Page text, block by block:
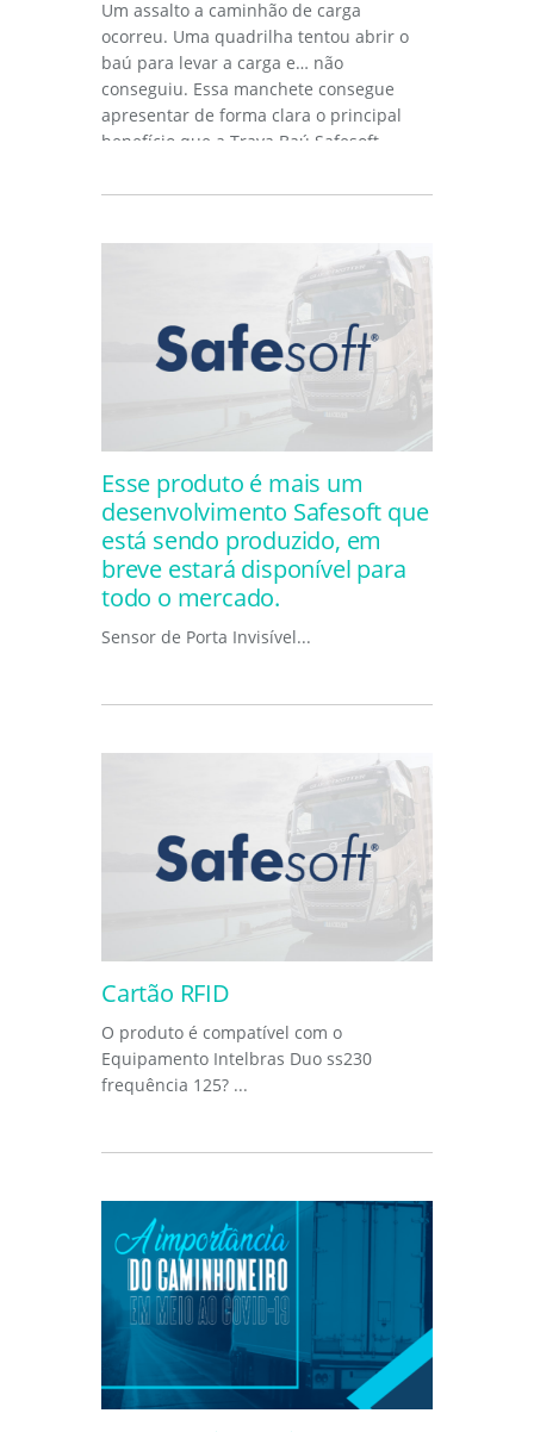
Um assalto a caminhão de carga
ocorreu. Uma quadrilha tentou abrir o
baú para levar a carga e… não
conseguiu. Essa manchete consegue
apresentar de forma clara o principal
benefício que a Trava Baú Safesoft...
Esse produto é mais um
desenvolvimento Safesoft que
está sendo produzido, em
breve estará disponível para
todo o mercado.
Sensor de Porta Invisível...
Cartão RFID
O produto é compatível com o
Equipamento Intelbras Duo ss230
frequência 125? ...